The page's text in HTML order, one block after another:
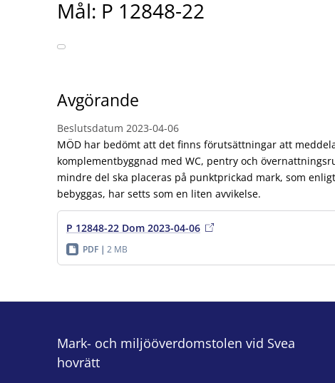
Mål: P 12848-22
Avgörande
Beslutsdatum 2023-04-06
MÖD har bedömt att det finns förutsättningar att
komplementbyggnad med WC, pentry och
mindre del ska placeras på punktprickad mark, som
bebyggas, har setts som en liten avvikelse.
P 12848-22 Dom 2023-04-06
PDF 2 MB
Mark- och miljööverdomstolen vid Svea
hovrätt